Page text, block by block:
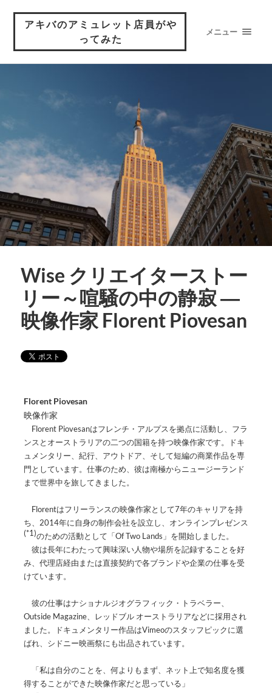
アキバのアミュレット店員がや
ってみた
メニュー
Wise クリエイターストー
リー～喧騒の中の静寂 ―
映像作家 Florent Piovesan
Florent Piovesan
映像作家
Florent Piovesanはフレンチ・アルプスを拠点に活動し、フラ
ンスとオーストラリアの二つの国籍を持つ映像作家です。ドキ
ュメンタリー、紀行、アウトドア、そして短編の商業作品を専
門としています。仕事のため、彼は南極からニュージーランド
まで世界中を旅してきました。
Florentはフリーランスの映像作家として7年のキャリアを持
ち、2014年に自身の制作会社を設立し、オンラインプレゼンス
(*1)のための活動として「Of Two Lands」を開始しました。
彼は長年にわたって興味深い人物や場所を記録することを好
み、代理店経由または直接契約で各ブランドや企業の仕事を受
けています。
彼の仕事はナショナルジオグラフィック・トラベラー、
Outside Magazine、レッドブル オーストラリアなどに採用され
ました。ドキュメンタリー作品はVimeoのスタッフピックに選
ばれ、シドニー映画祭にも出品されています。
「私は自分のことを、何よりもまず、ネット上で知名度を獲
得することができた映像作家だと思っている」